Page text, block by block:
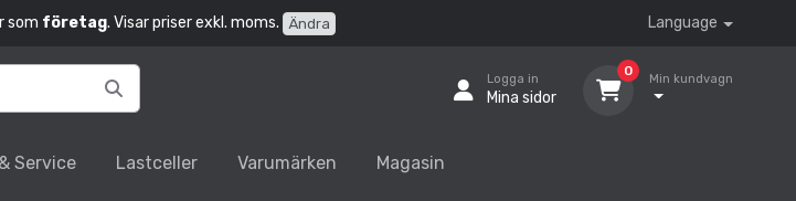
som företag. Visar priser exkl. moms. Ändra Language
Logga in
Mina sidor
0
Min kundvagn
Service Lastceller Varumärken Magasin